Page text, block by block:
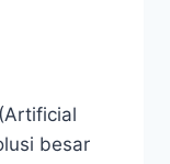
besar